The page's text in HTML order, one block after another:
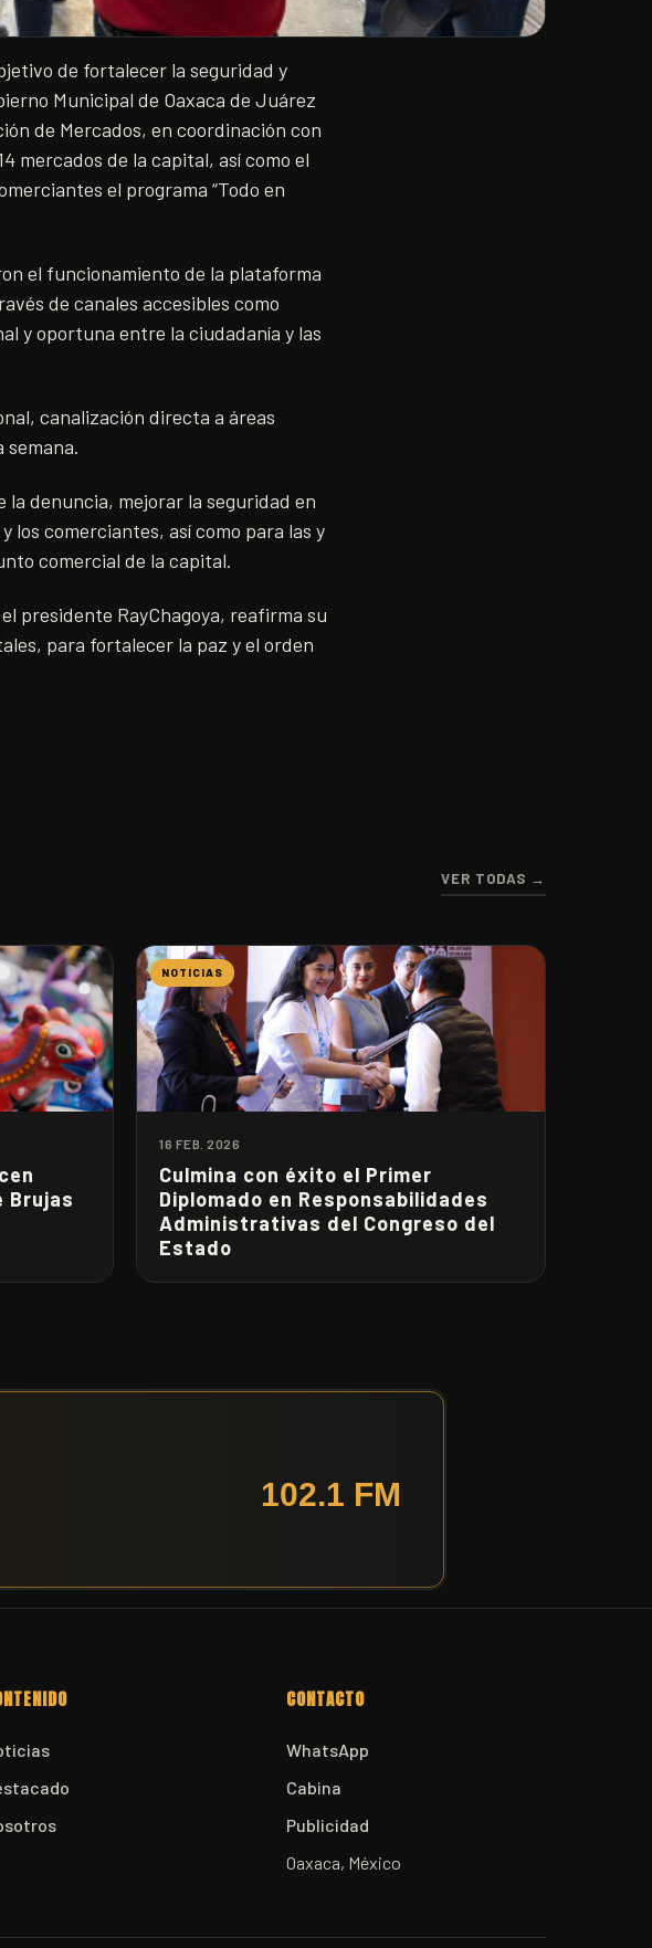
de fortalecer la seguridad y
Municipal de Oaxaca de Juárez
de Mercados, en coordinación con
mercados de la capital, así como el
el programa “Todo en
el funcionamiento de la plataforma
de canales accesibles como
y oportuna entre la ciudadanía y las
canalización directa a áreas
semana.
denuncia, mejorar la seguridad en
los comerciantes, así como para las y
comercial de la capital.
presidente RayChagoya, reafirma su
para fortalecer la paz y el orden
VER TODAS →
Brujas
NOTICIAS
16 FEB. 2026
Culmina con éxito el Primer
Diplomado en Responsabilidades
Administrativas del Congreso del
Estado
CONTACTO
WhatsApp
Cabina
Publicidad
Oaxaca, México